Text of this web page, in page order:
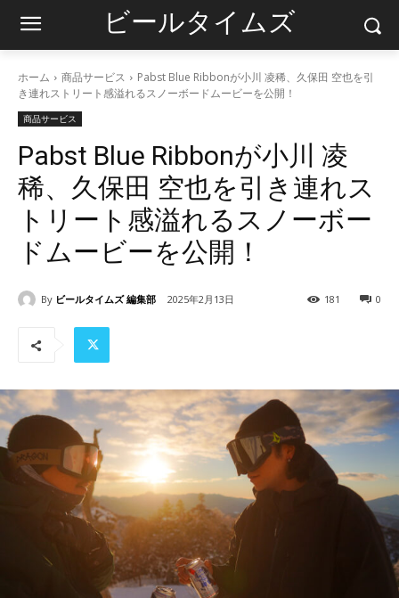
ビールタイムズ
ホーム 商品サービス
Pabst Blue Ribbonが小川 凌稀、久保田 空也を引
き連れストリート感溢れるスノーボードムービーを公開！
商品サービス
Pabst Blue Ribbonが小川 凌
稀、久保田 空也を引き連れス
トリート感溢れるスノーボー
ドムービーを公開！
By ビールタイムズ 編集部 2025年2月13日 0
181